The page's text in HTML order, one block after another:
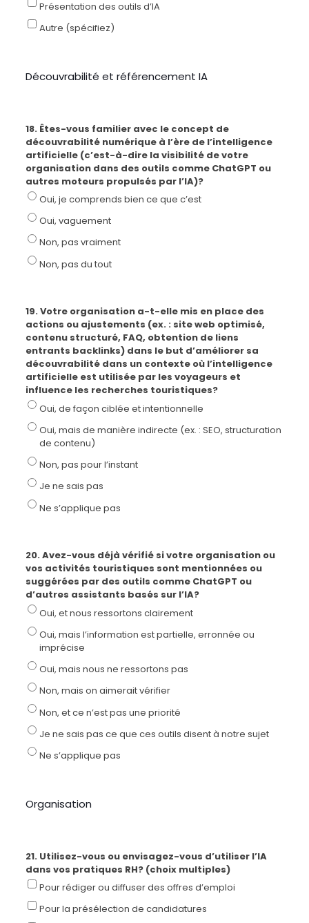
Présentation des outils d’IA
Autre (spécifiez)
Découvrabilité et référencement IA
18. Êtes-vous familier avec le concept de
découvrabilité numérique à l’ère de l’intelligence
artificielle (c’est-à-dire la visibilité de votre
organisation dans des outils comme ChatGPT ou
autres moteurs propulsés par l’IA)?
Oui, je comprends bien ce que c’est
Oui, vaguement
Non, pas vraiment
Non, pas du tout
19. Votre organisation a-t-elle mis en place des
actions ou ajustements (ex. : site web optimisé,
contenu structuré, FAQ, obtention de liens
entrants backlinks) dans le but d’améliorer sa
découvrabilité dans un contexte où l’intelligence
artificielle est utilisée par les voyageurs et
influence les recherches touristiques?
Oui, de façon ciblée et intentionnelle
Oui, mais de manière indirecte (ex. : SEO, structuration
de contenu)
Non, pas pour l’instant
Je ne sais pas
Ne s’applique pas
20. Avez-vous déjà vérifié si votre organisation ou
vos activités touristiques sont mentionnées ou
suggérées par des outils comme ChatGPT ou
d’autres assistants basés sur l’IA?
Oui, et nous ressortons clairement
Oui, mais l’information est partielle, erronnée ou
imprécise
Oui, mais nous ne ressortons pas
Non, mais on aimerait vérifier
Non, et ce n’est pas une priorité
Je ne sais pas ce que ces outils disent à notre sujet
Ne s’applique pas
Organisation
21. Utilisez-vous ou envisagez-vous d’utiliser l’IA
dans vos pratiques RH? (choix multiples)
Pour rédiger ou diffuser des offres d’emploi
Pour la présélection de candidatures